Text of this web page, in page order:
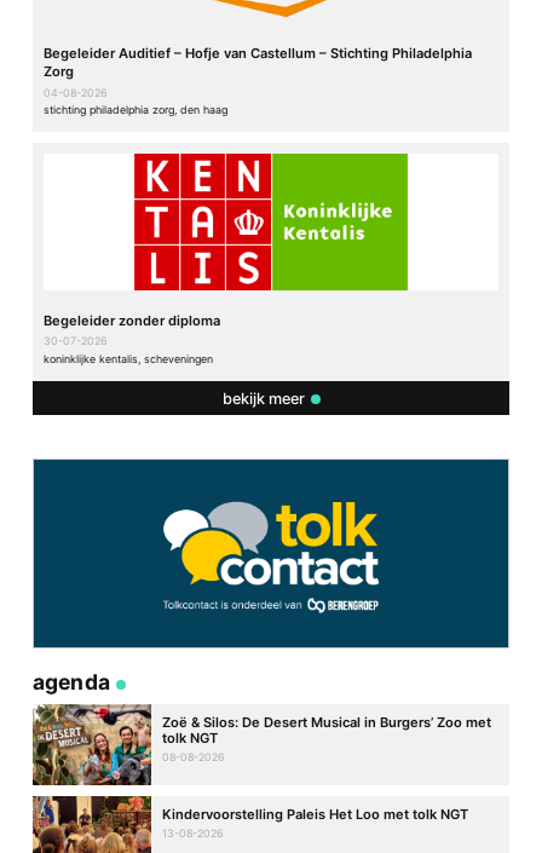
Begeleider Auditief – Hofje van Castellum – Stichting Philadelphia
Zorg
04-08-2026
stichting philadelphia zorg, den haag
Begeleider zonder diploma
30-07-2026
koninklijke kentalis, scheveningen
bekijk meer
agenda
Zoë & Silos: De Desert Musical in Burgers’ Zoo met
tolk NGT
08-08-2026
Kindervoorstelling Paleis Het Loo met tolk NGT
13-08-2026